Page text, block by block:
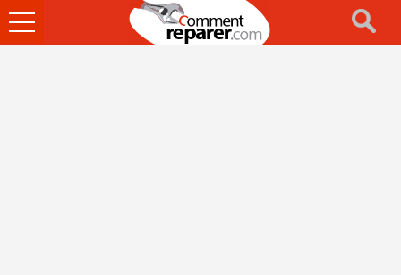
Ouvrir
le